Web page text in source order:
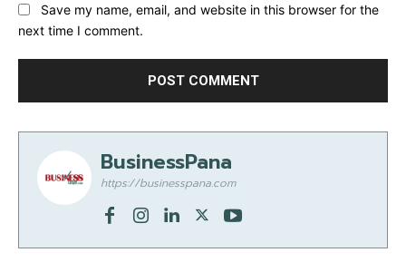
Save my name, email, and website in this browser for the
next time I comment.
BusinessPana
https://businesspana.com